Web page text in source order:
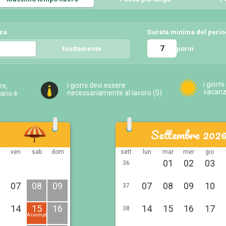
Esattamente
Durata minima del
giorni
è
i giorni devi essere
necessariamente al lavoro (0)
i giorni
ven sab dom
07 08 09
14 15
Assomption
16
Settembre
sett lun mar mer gio
36
01 02 03
37 07 08 09 10
38 14 15 16 17